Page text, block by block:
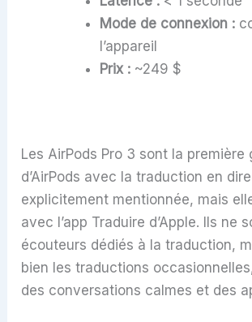
Mode de connexion :
l’appareil
Prix :~249 $
Les AirPods Pro 3 sont la première
d’AirPods avec la traduction en
explicitement mentionnée, mais
avec l’app Traduire d’Apple. Ils ne
écouteurs dédiés à la traduction,
bien les traductions
des conversations calmes et des